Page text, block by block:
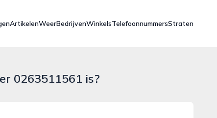
ArtikelenWeerBedrijvenWinkelsTelefoonnummersStraten
0263511561 is?